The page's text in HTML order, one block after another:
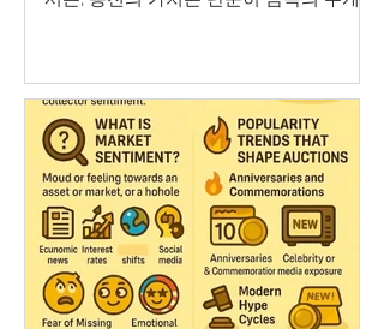
전 수량) 이 두 가지 요소가 가격에 큰 영향
을 미칩니다. 왜 같은 종류의 동전이 경매
에서 다른 가격에 거래될까요? 왜 단 한 단
계의 등급 차이로 가격이 몇 배나 뛸 수 있
을까요? 이 글에서는 실제 사례를 바탕으
로, 희소성과 인구 보고서가 경매 가격에
어떤 영향을 미치는지를 자세히 설명합니
다. 🧐 희소성이란? 희소성이란, 특정 동전
이 시장에 얼마나 존재하는지를 나타내는